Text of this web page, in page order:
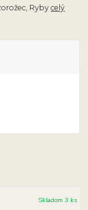
Rybycelý
Skladom 3 ks